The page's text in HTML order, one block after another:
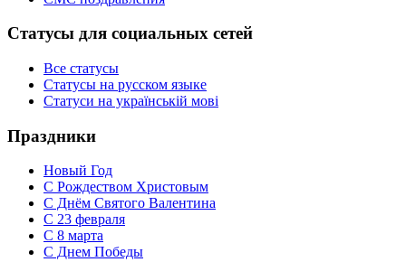
Статусы для социальных сетей
Все статусы
Статусы на русском языке
Статуси на українській мові
Праздники
Новый Год
С Рождеством Христовым
С Днём Святого Валентина
С 23 февраля
C 8 марта
С Днем Победы